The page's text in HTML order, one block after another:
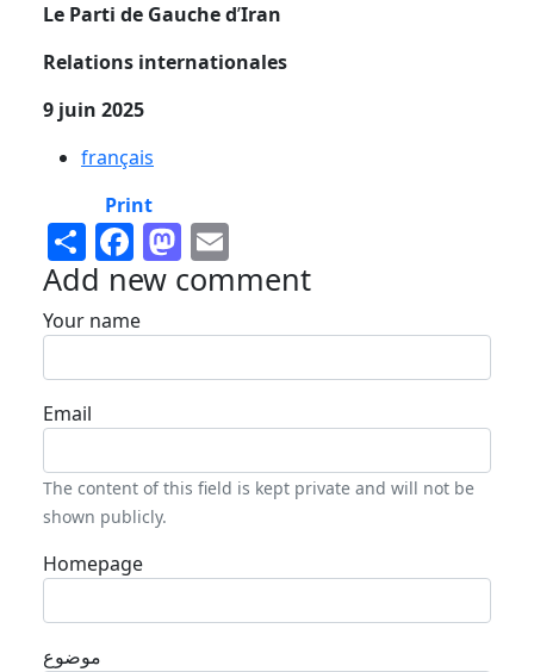
Le Parti de Gauche d’Iran
Relations internationales
9 juin 2025
français
Print
ShareFacebook
Mastodon
Add new comment
Your name
Email
The content of this field is kept private and will not be
shown publicly.
Homepage
موضوع